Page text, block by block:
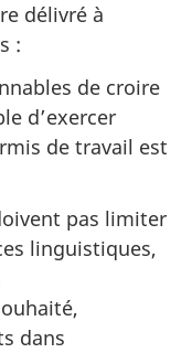
délivré à
:
de croire
d’exercer
de travail est
pas limiter
linguistiques,
dans